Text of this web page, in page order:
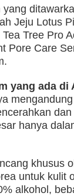
Jeju Lotus
Tree Pro
Pore Care
yang ada di
hanya
khusus
untuk kulit
alkohol,